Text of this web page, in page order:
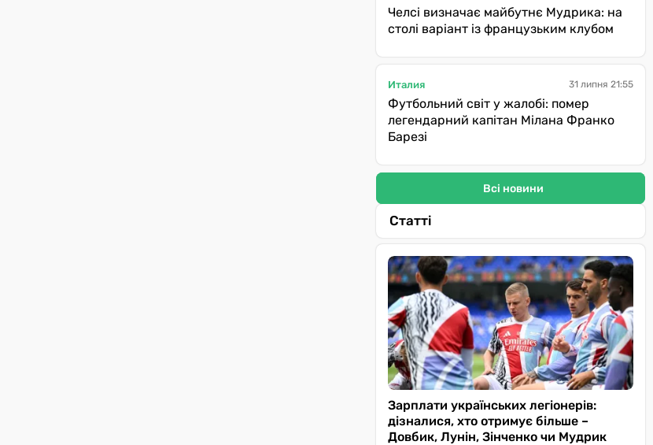
Челсі визначає майбутнє Мудрика: на
столі варіант із французьким клубом
Италия 31 липня 21:55
Футбольний світ у жалобі: помер
легендарний капітан Мілана Франко
Барезі
Всі новини
Статті
Зарплати українських легіонерів:
дізналися, хто отримує більше –
Довбик, Лунін, Зінченко чи Мудрик